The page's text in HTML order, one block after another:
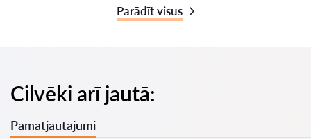
Parādīt visus
Cilvēki arī jautā:
Pamatjautājumi